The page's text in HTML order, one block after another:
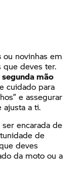
ou novinhas em
que deves ter.
mão
cuidado para
e assegurar
a ti.
encarada de
de
deves
da moto ou a